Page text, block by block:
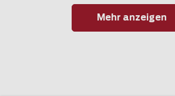
Mehr anzeigen